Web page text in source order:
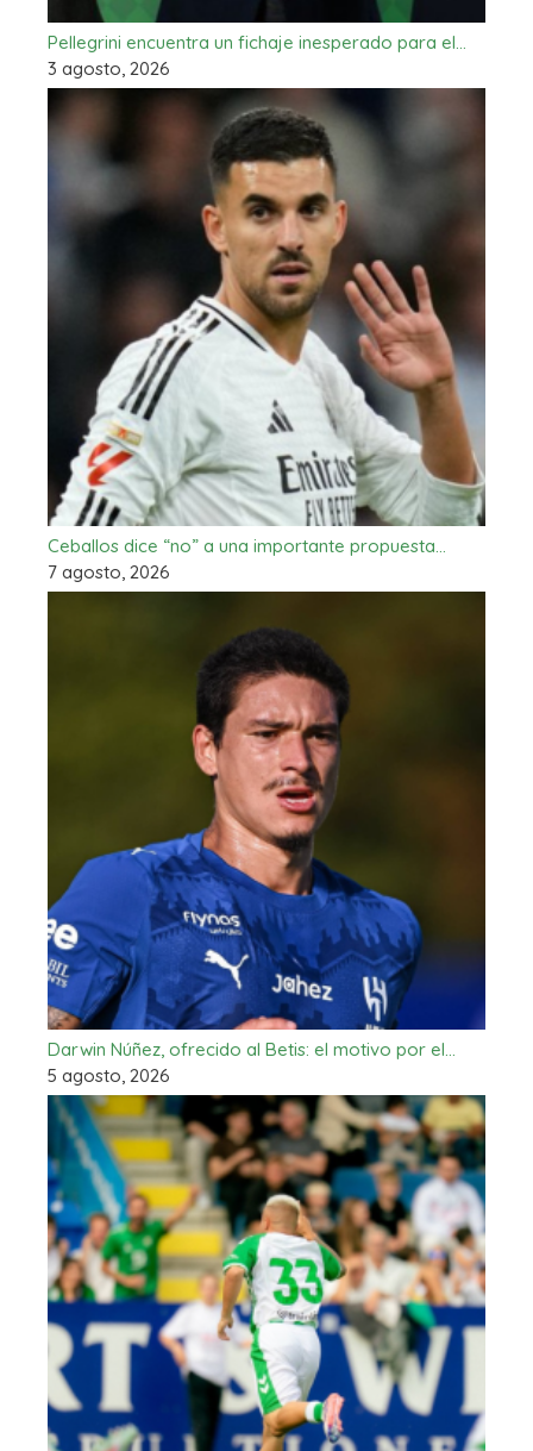
Pellegrini encuentra un fichaje inesperado para el…
3 agosto, 2026
Ceballos dice “no” a una importante propuesta…
7 agosto, 2026
Darwin Núñez, ofrecido al Betis: el motivo por el…
5 agosto, 2026